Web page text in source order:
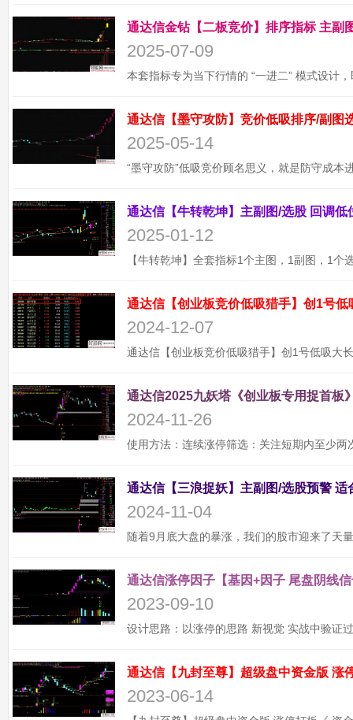
2025-07-09
2025-05-14
2025-01-12
通达信【创业板竞价低吸猎手】创1号
2024-12-07
通达信2025九妖塔《创业板专用捉首板
2024-11-26
2024-11-04
通达信涨停因子【基因+因子 尾盘阴线
2023-09-10
2023-06-14